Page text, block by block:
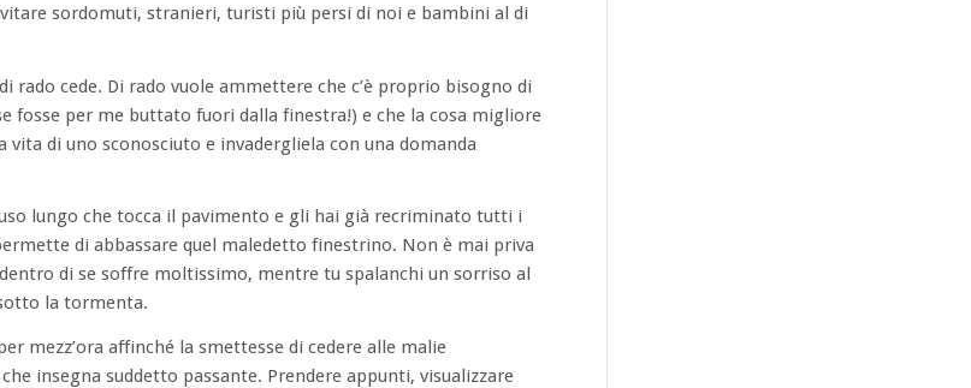
sordomuti, stranieri, turisti più persi di noi e bambini al di
rado cede. Di rado vuole ammettere che c’è proprio bisogno di
fosse per me buttato fuori dalla finestra!) e che la cosa migliore
di uno sconosciuto e invadergliela con una domanda
lungo che tocca il pavimento e gli hai già recriminato tutti i
di abbassare quel maledetto finestrino. Non è mai priva
di se soffre moltissimo, mentre tu spalanchi un sorriso al
la tormenta.
mezz’ora affinché la smettesse di cedere alle malie
insegna suddetto passante. Prendere appunti, visualizzare